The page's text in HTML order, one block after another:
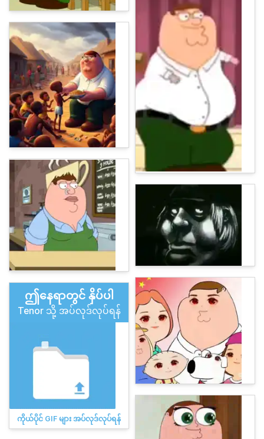
ဤနေရာတွင် နှိပ်ပါ
Tenor သို့ အပ်လုဒ်လုပ်ရန်
ကိုယ်ပိုင် GIF များ အပ်လုဒ်လုပ်ရန်